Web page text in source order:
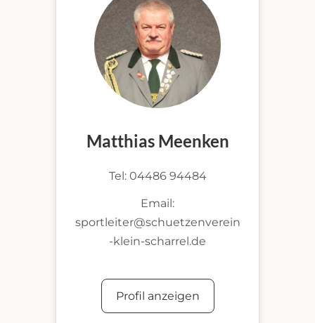
Matthias Meenken
Tel: 04486 94484
Email:
sportleiter@schuetzenverein
-klein-scharrel.de
Profil anzeigen